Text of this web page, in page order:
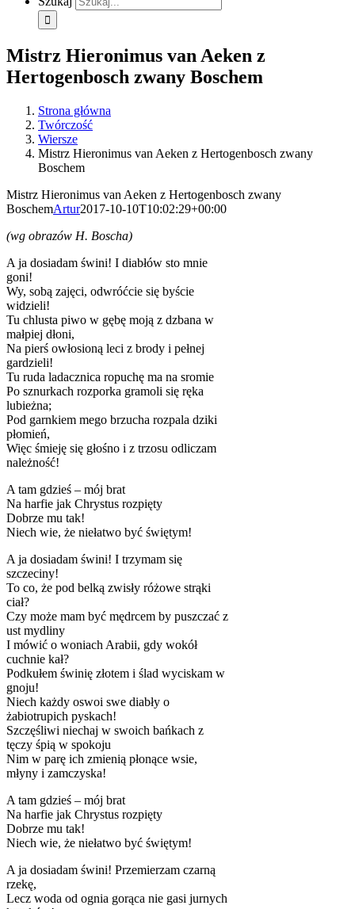
Mistrz Hieronimus van Aeken z
Hertogenbosch zwany Boschem
Strona główna
Twórczość
Wiersze
Mistrz Hieronimus van Aeken z Hertogenbosch zwany
Boschem
Mistrz Hieronimus van Aeken z Hertogenbosch zwany
BoschemArtur2017-10-10T10:02:29+00:00
(wg obrazów H. Boscha)
A ja dosiadam świni! I diabłów sto mnie
goni!
Wy, sobą zajęci, odwróćcie się byście
widzieli!
Tu chlusta piwo w gębę moją z dzbana w
małpiej dłoni,
Na pierś owłosioną leci z brody i pełnej
gardzieli!
Tu ruda ladacznica ropuchę ma na sromie
Po sznurkach rozporka gramoli się ręka
lubieżna;
Pod garnkiem mego brzucha rozpala dziki
płomień,
Więc śmieję się głośno i z trzosu odliczam
należność!
A tam gdzieś – mój brat
Na harfie jak Chrystus rozpięty
Dobrze mu tak!
Niech wie, że niełatwo być świętym!
A ja dosiadam świni! I trzymam się
szczeciny!
To co, że pod belką zwisły różowe strąki
ciał?
Czy może mam być mędrcem by puszczać z
ust mydliny
I mówić o woniach Arabii, gdy wokół
cuchnie kał?
Podkułem świnię złotem i ślad wyciskam w
gnoju!
Niech każdy oswoi swe diabły o
żabiotrupich pyskach!
Szczęśliwi niechaj w swoich bańkach z
tęczy śpią w spokoju
Nim w parę ich zmienią płonące wsie,
młyny i zamczyska!
A tam gdzieś – mój brat
Na harfie jak Chrystus rozpięty
Dobrze mu tak!
Niech wie, że niełatwo być świętym!
A ja dosiadam świni! Przemierzam czarną
rzekę,
Lecz woda od ognia gorąca nie gasi jurnych